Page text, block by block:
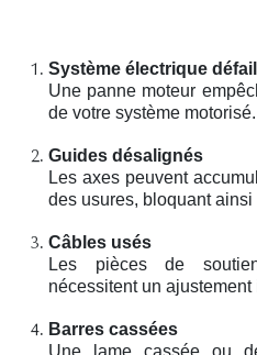
Système électrique
Une panne moteur
de votre système motorisé.
Guides désalignés
Les axes peuvent
des usures, bloquant
Câbles usés
Les pièces de
nécessitent un ajustement
Barres cassées
Une lame cassée ou